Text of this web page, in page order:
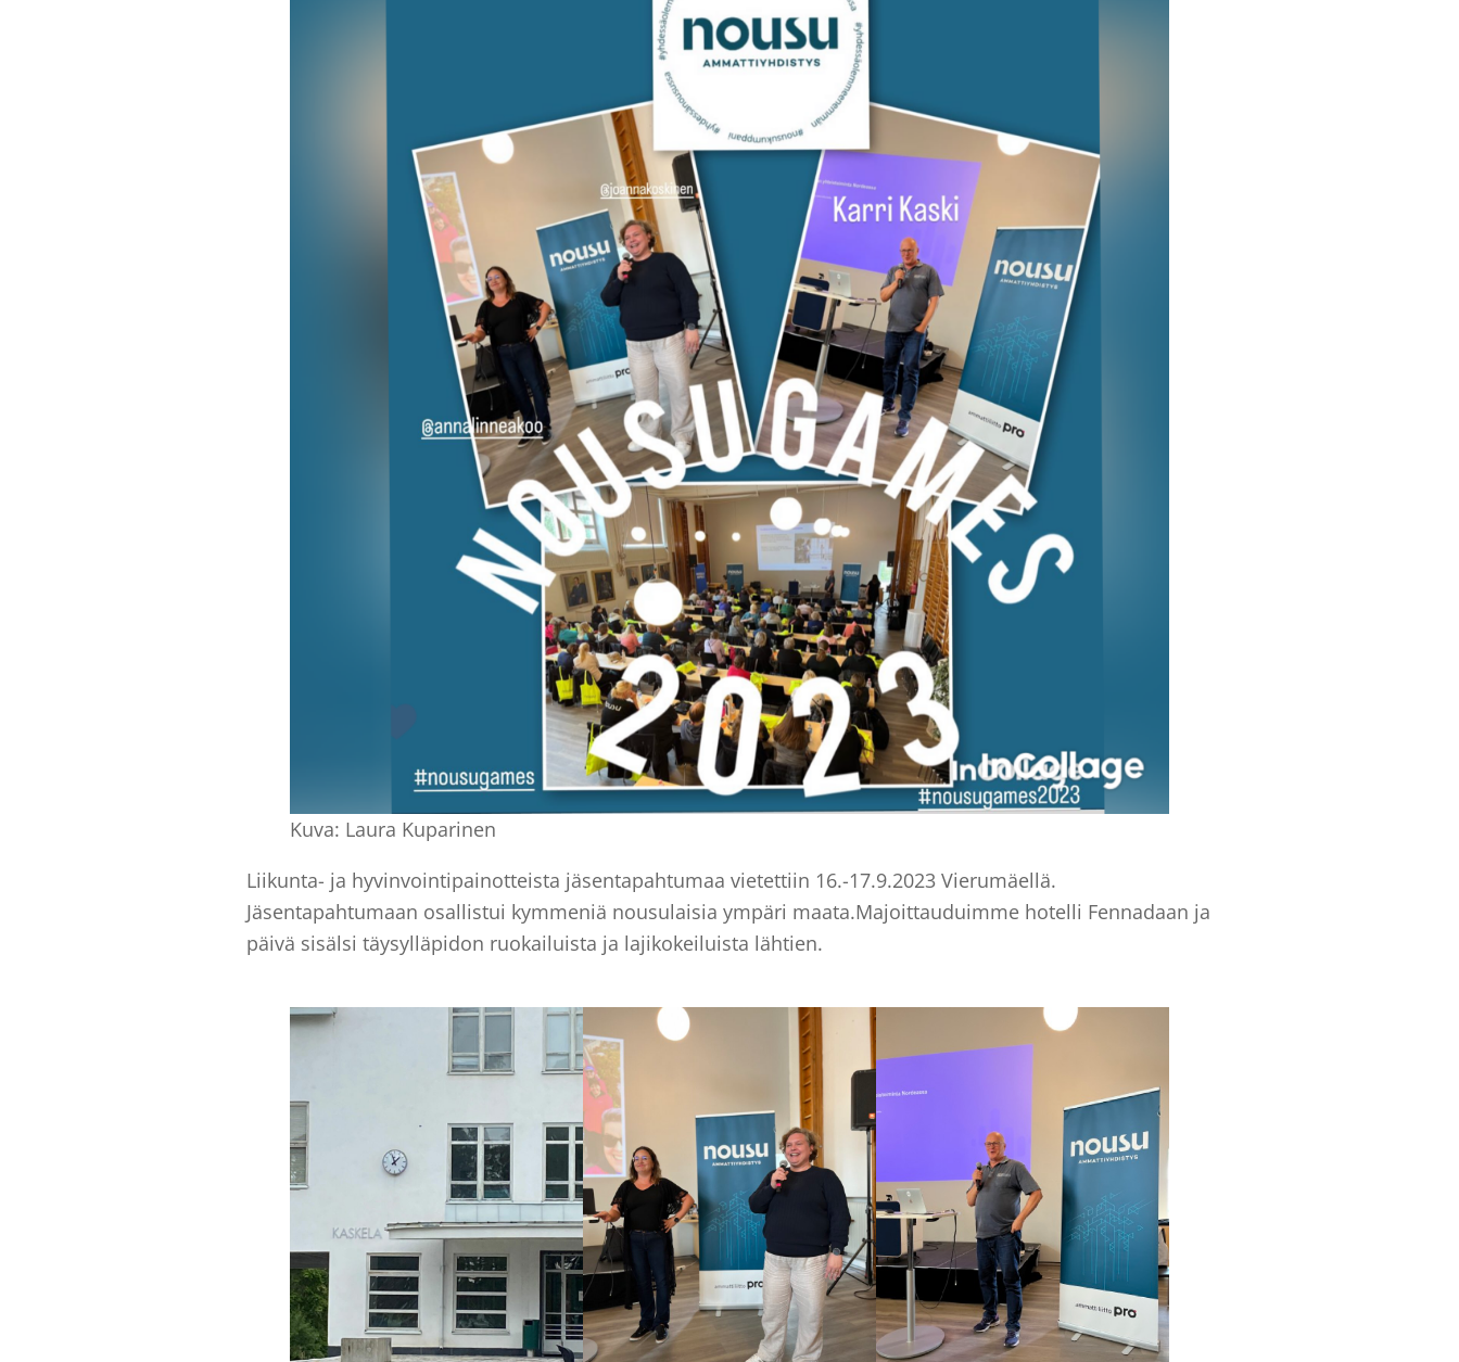
Kuva: Laura Kuparinen
Liikunta- ja hyvinvointipainotteista jäsentapahtumaa vietettiin 16.-17.9.2023 Vierumäellä.
Jäsentapahtumaan osallistui kymmeniä nousulaisia ympäri maata.Majoittauduimme hotelli Fennadaan ja
päivä sisälsi täysylläpidon ruokailuista ja lajikokeiluista lähtien.